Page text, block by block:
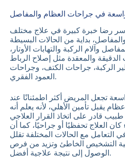
في جراحات العظام والمفاصل
رضا خبرة كبيرة في علاج مختلف
بداية من الحالات البسيطة
وآلام الركبة والتهابات الأوتار،
والمعقدة مثل إصلاح الرباط
الركبة، جراحات الكتف، وجراحات
العمود الفقري.
تجعل المريض أكثر اطمئنانًا عند
يقبل تأمين الأهلي، لأنه يعلم أنه
قادر على اتخاذ القرار العلاجي
العلاج تحفظيًا أو جراحيًا، كما أن
التعامل مع الحالات المختلفة تقلل
التشخيص الخاطئ وتزيد من فرص
الوصول إلى نتيجة علاجية أفضل.